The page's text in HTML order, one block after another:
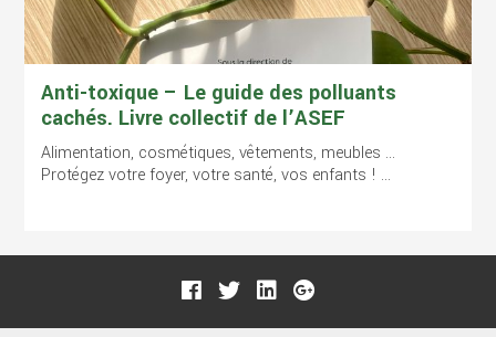
Anti-toxique – Le guide des polluants
cachés. Livre collectif de l’ASEF
Alimentation, cosmétiques, vêtements, meubles …
Protégez votre foyer, votre santé, vos enfants ! ...